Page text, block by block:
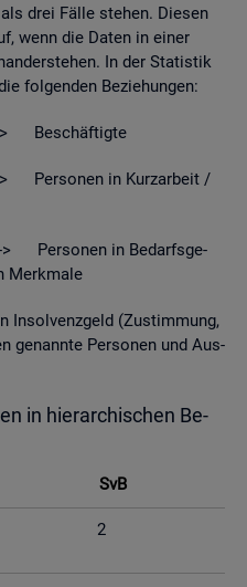
drei Fälle ste­hen. Die­sen
wenn die Daten in einer
In der Sta­tis­tik
fol­gen­den Be­zie­hun­gen:
in Kurz­ar­beit /
Per­so­nen in Be­darfs­ge­
Merk­ma­le
In­sol­venz­geld (Zu­stim­mung,
Per­so­nen und Aus­
in hier­ar­chi­schen Be­
SvB
2